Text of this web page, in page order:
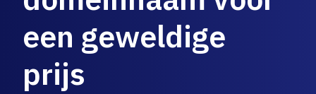
een geweldige
prijs